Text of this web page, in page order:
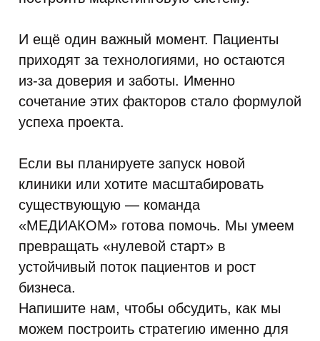
И ещё один важный момент. Пациенты
приходят за технологиями, но остаются
из-за доверия и заботы. Именно
сочетание этих факторов стало формулой
успеха проекта.
Если вы планируете запуск новой
клиники или хотите масштабировать
существующую — команда
«МЕДИАКОМ» готова помочь. Мы умеем
превращать «нулевой старт» в
устойчивый поток пациентов и рост
бизнеса.
Напишите нам, чтобы обсудить, как мы
можем построить стратегию именно для